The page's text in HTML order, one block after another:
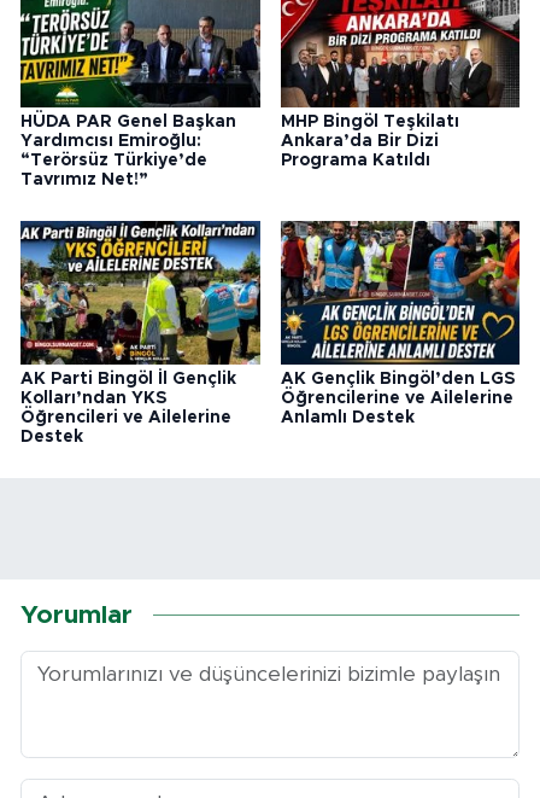
HÜDA PAR Genel Başkan
Yardımcısı Emiroğlu:
“Terörsüz Türkiye’de
Tavrımız Net!”
MHP Bingöl Teşkilatı
Ankara’da Bir Dizi
Programa Katıldı
AK Parti Bingöl İl Gençlik
Kolları’ndan YKS
Öğrencileri ve Ailelerine
Destek
AK Gençlik Bingöl’den LGS
Öğrencilerine ve Ailelerine
Anlamlı Destek
Yorumlar